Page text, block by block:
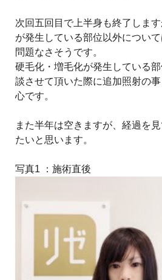
次回五回目で上半身も終了しま
が発生している部位以外につい
問題なさそうです。
硬毛化・増毛化が発生している
談させて頂いた際に追加照射の
心です。
また半年は空きますが、経過を
たいと思います。
写真1 ：施術直後